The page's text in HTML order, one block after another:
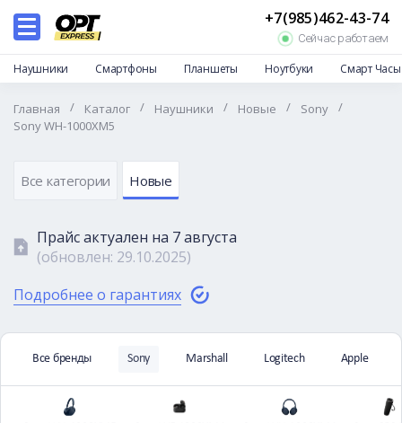
+7(985)462-43-74
Сейчас работаем
Наушники Смартфоны Планшеты Ноутбуки Смарт Часы
Каталог
Отзывы
Доставка и оплата
Частые вопросы
Контакты
Главная / Каталог / Наушники / Новые / Sony
/
Sony WH-1000XM5
Все категории Новые
Прайс актуален на 7 августа
(обновлен: 29.10.2025)
Подробнее о гарантиях
Все бренды Sony Marshall Logitech Apple